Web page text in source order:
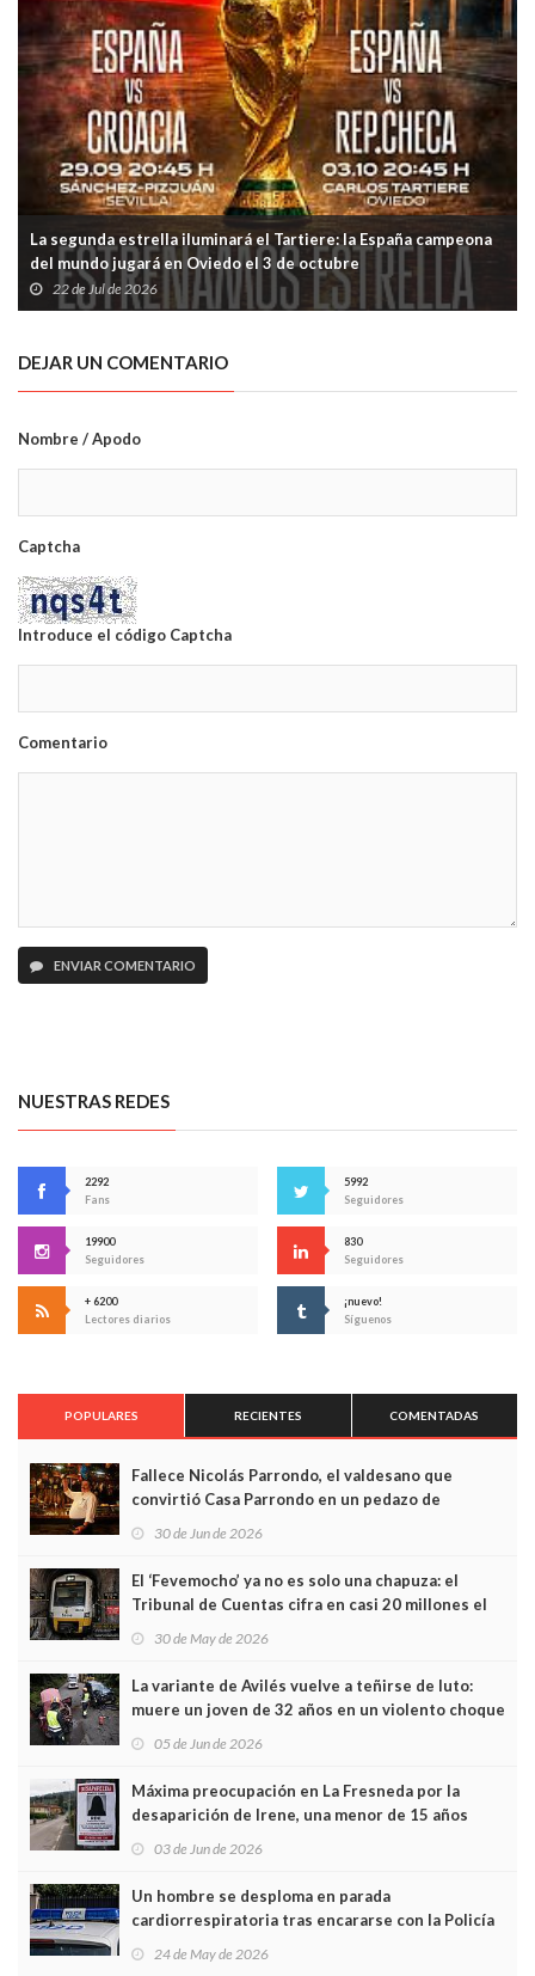
La segunda estrella iluminará el Tartiere: la España campeona
del mundo jugará en Oviedo el 3 de octubre
22 de Jul de 2026
DEJAR UN COMENTARIO
Nombre / Apodo
Captcha
Introduce el código Captcha
Comentario
ENVIAR COMENTARIO
NUESTRAS REDES
2292
Fans
5992
Seguidores
19900
Seguidores
830
Seguidores
+ 6200
Lectores diarios
¡nuevo!
Síguenos
POPULARES RECIENTES COMENTADAS
Fallece Nicolás Parrondo, el valdesano que
convirtió Casa Parrondo en un pedazo de
Asturias en Madrid
30 de Jun de 2026
El ‘Fevemocho’ ya no es solo una chapuza: el
Tribunal de Cuentas cifra en casi 20 millones el
sobrecoste de los trenes que no cabían por los
30 de May de 2026
La variante de Avilés vuelve a teñirse de luto:
muere un joven de 32 años en un violento choque
frontal
05 de Jun de 2026
Máxima preocupación en La Fresneda por la
desaparición de Irene, una menor de 15 años
03 de Jun de 2026
Un hombre se desploma en parada
cardiorrespiratoria tras encararse con la Policía
Local en Luanco
24 de May de 2026